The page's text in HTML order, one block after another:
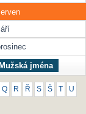
Mužská jména
Q R Ř S Š U